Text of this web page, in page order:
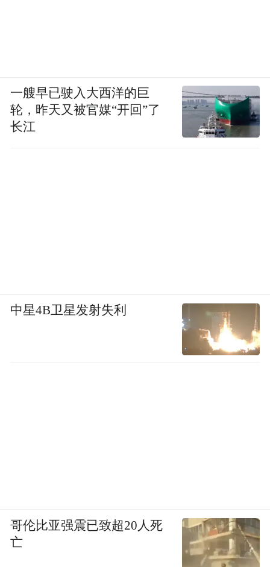
一艘早已驶入大西洋的巨
轮，昨天又被官媒“开回”了
长江
中星4B卫星发射失利
哥伦比亚强震已致超20人死
亡